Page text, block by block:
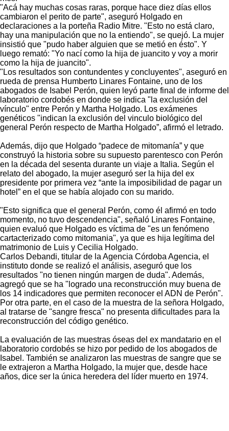
"Acá hay muchas cosas raras, porque hace diez días ellos
cambiaron el perito de parte", aseguró Holgado en
declaraciones a la porteña Radio Mitre. "Esto no está claro,
hay una manipulación que no la entiendo", se quejó. La mujer
insistió que "pudo haber alguien que se metió en ésto". Y
luego remató: "Yo nací como la hija de juancito y voy a morir
como la hija de juancito".
"Los resultados son contundentes y concluyentes", aseguró en
rueda de prensa Humberto Linares Fontaine, uno de los
abogados de Isabel Perón, quien leyó parte final de informe del
laboratorio cordobés en donde se indica "la exclusión del
vínculo" entre Perón y Martha Holgado. Los exámenes
genéticos "indican la exclusión del vinculo biológico del
general Perón respecto de Martha Holgado”, afirmó el letrado.
Además, dijo que Holgado “padece de mitomanía” y que
construyó la historia sobre su supuesto parentesco con Perón
en la década del sesenta durante un viaje a Italia. Según el
relato del abogado, la mujer aseguró ser la hija del ex
presidente por primera vez “ante la imposibilidad de pagar un
hotel” en el que se había alojado con su marido.
"Esto significa que el general Perón, como él afirmó en todo
momento, no tuvo descendencia", señaló Linares Fontaine,
quien evaluó que Holgado es víctima de "es un fenómeno
cartacterizado como mitomania", ya que es hija legítima del
matrimonio de Luis y Cecilia Holgado.
Carlos Debandi, titular de la Agencia Córdoba Agencia, el
instituto donde se realizó el análisis, aseguró que los
resultados "no tienen ningún margen de duda". Además,
agregó que se ha "logrado una reconstrucción muy buena de
los 14 indicadores que permiten reconocer el ADN de Perón".
Por otra parte, en el caso de la muestra de la señora Holgado,
al tratarse de "sangre fresca" no presenta dificultades para la
reconstrucción del código genético.
La evaluación de las muestras óseas del ex mandatario en el
laboratorio cordobés se hizo por pedido de los abogados de
Isabel. También se analizaron las muestras de sangre que se
le extrajeron a Martha Holgado, la mujer que, desde hace
años, dice ser la única heredera del líder muerto en 1974.